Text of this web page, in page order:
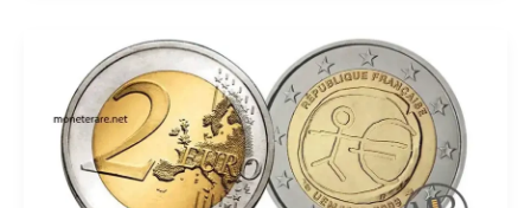
2010
Generale
De